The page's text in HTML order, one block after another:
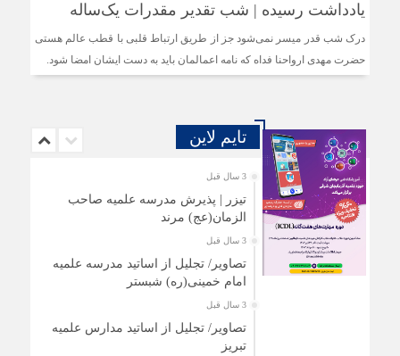
یادداشت رسیده | شب تقدیر مقدرات یک‌ساله
درک شب قدر میسر نمی‌شود جز از طریق ارتباط قلبی با قطب عالم هستی
حضرت مهدی ارواحنا فداه که نامه اعمالمان باید به دست ایشان امضا شود.
تایم لاین
3 سال قبل
تیزر | پذیرش مدرسه علمیه صاحب
الزمان(عج) مرند
3 سال قبل
تصاویر/ تجلیل از اساتید مدرسه علمیه
امام خمینی(ره) شبستر
3 سال قبل
تصاویر/ تجلیل از اساتید مدارس علمیه
تبریز